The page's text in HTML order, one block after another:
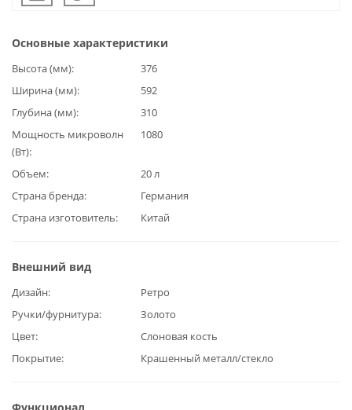
Основные характеристики
Высота (мм)
376
Ширина (мм)
592
Глубина (мм)
310
Мощность микроволн
(Вт)
1080
Объем
20 л
Страна бренда
Германия
Страна изготовитель
Китай
Внешний вид
Дизайн
Ретро
Ручки/фурнитура
Золото
Цвет
Слоновая кость
Покрытие
Крашенный металл/стекло
Функционал